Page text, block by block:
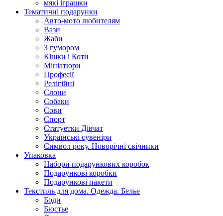
мякі іграшки
Тематичні подарунки
Авто-мото любителям
Вази
Жаби
З гумором
Кішки і Коти
Мініатюри
Професії
Релігійні
Слони
Собаки
Сови
Спорт
Статуетки Дівчат
Українські сувеніри
Символ року. Новорічні свічники
Упаковка
Набори подарункових коробок
Подарункові коробки
Подарункові пакети
Текстиль для дома. Одежда. Белье
Боди
Бюстье